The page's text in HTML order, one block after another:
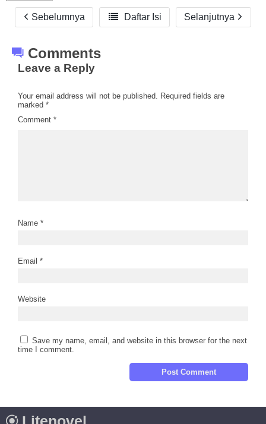
Sebelumnya  Daftar Isi Selanjutnya
Comments
Leave a Reply
Your email address will not be published. Required fields are
marked *
Comment *
Name *
Email *
Website
Save my name, email, and website in this browser for the next
time I comment.